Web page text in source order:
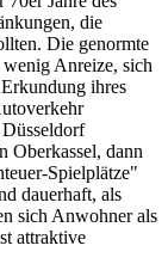
die
Die genormte
Anreize, sich
ihres
Oberkassel, dann
Spielplätze"
dauerhaft, als
sich Anwohner als
attraktive